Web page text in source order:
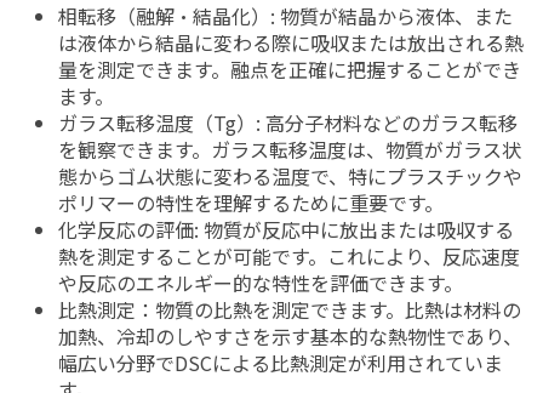
相転移（融解・結晶化） : 物質が結晶から液体、また
は液体から結晶に変わる際に吸収または放出される熱
量を測定できます。融点を正確に把握することができ
ます。
ガラス転移温度（Tg） : 高分子材料などのガラス転移
を観察できます。ガラス転移温度は、物質がガラス状
態からゴム状態に変わる温度で、特にプラスチックや
ポリマーの特性を理解するために重要です。
化学反応の評価: 物質が反応中に放出または吸収する
熱を測定することが可能です。これにより、反応速度
や反応のエネルギー的な特性を評価できます。
比熱測定：物質の比熱を測定できます。比熱は材料の
加熱、冷却のしやすさを示す基本的な熱物性であり、
幅広い分野でDSCによる比熱測定が利用されていま